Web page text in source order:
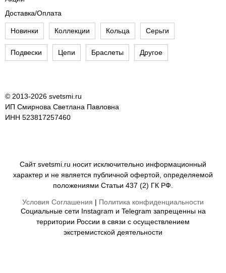
Доставка/Оплата
Новинки Коллекции Кольца Серьги
Подвески Цепи Браслеты Другое
© 2013-2026 svetsmi.ru
ИП Смирнова Светлана Павловна
ИНН 523817257460
Сайт svetsmi.ru носит исключительно информационный
характер и не является публичной офертой, определяемой
положениями Статьи 437 (2) ГК РФ.
Условия Соглашения | Политика конфиденциальности
Социальные сети Instagram и Telegram запрещенны на
территории России в связи с осуществлением
экстремистской деятельности